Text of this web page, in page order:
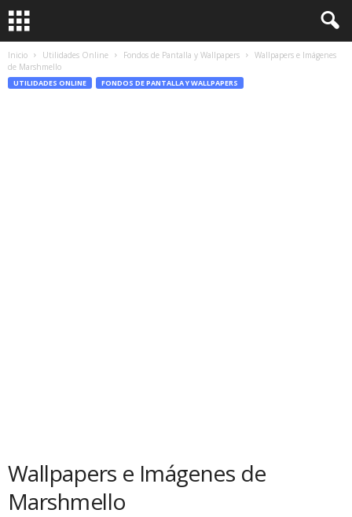
Inicio Utilidades Online Fondos de Pantalla y Wallpapers
Wallpapers e Imágenes
de Marshmello
UTILIDADES ONLINE FONDOS DE PANTALLA Y WALLPAPERS
Wallpapers e Imágenes de
Marshmello